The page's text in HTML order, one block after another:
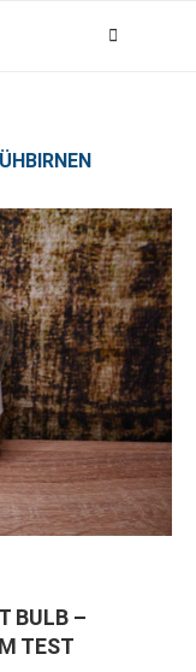
BULB –
TEST